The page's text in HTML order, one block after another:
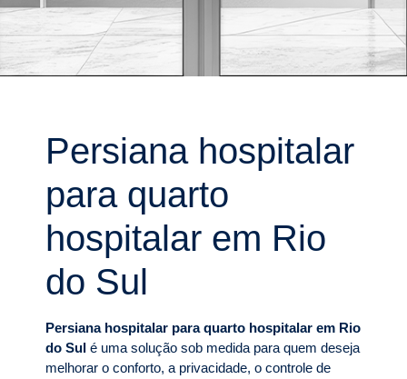
Persiana hospitalar
para quarto
hospitalar em Rio
do Sul
Persiana hospitalar para quarto hospitalar em Rio
do Sul é uma solução sob medida para quem deseja
melhorar o conforto, a privacidade, o controle de